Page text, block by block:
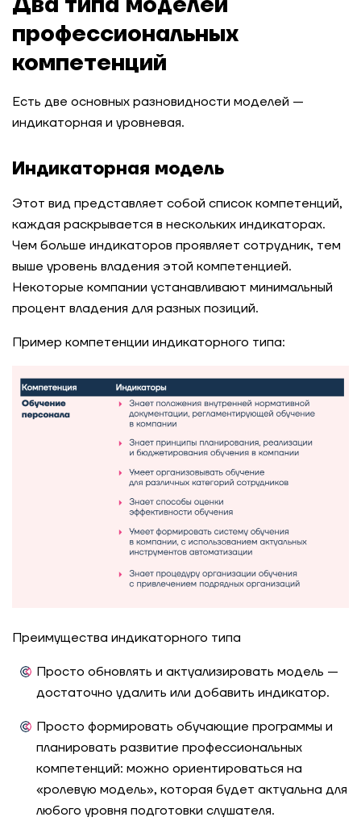
профессиональных
компетенций
Есть две основных разновидности моделей —
индикаторная и уровневая.
Индикаторная модель
Этот вид представляет собой список компетенций,
каждая раскрывается в нескольких индикаторах.
Чем больше индикаторов проявляет сотрудник, тем
выше уровень владения этой компетенцией.
Некоторые компании устанавливают минимальный
процент владения для разных позиций.
Пример компетенции индикаторного типа:
Преимущества индикаторного типа
Просто обновлять и актуализировать модель —
достаточно удалить или добавить индикатор.
Просто формировать обучающие программы и
планировать развитие профессиональных
компетенций: можно ориентироваться на
«ролевую модель», которая будет актуальна для
любого уровня подготовки слушателя.